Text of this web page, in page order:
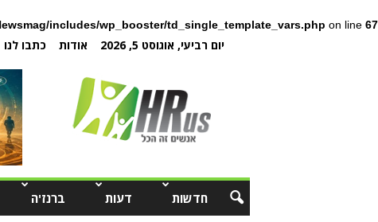
includes/wp_booster/td_single_template_vars.php on line 67
יום רביעי, אוגוסט 5, 2026 אודות כתבו לנו
חדשות דעות ברנז'ה